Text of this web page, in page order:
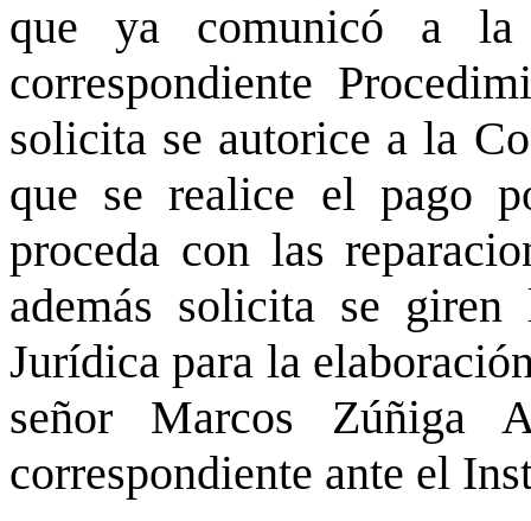
que ya comunicó a la
correspondiente
solicita se autorice a la
que se realice el pago
proceda con las
además solicita se
Jurídica para la
señor Marcos Zúñiga
correspondiente ante el